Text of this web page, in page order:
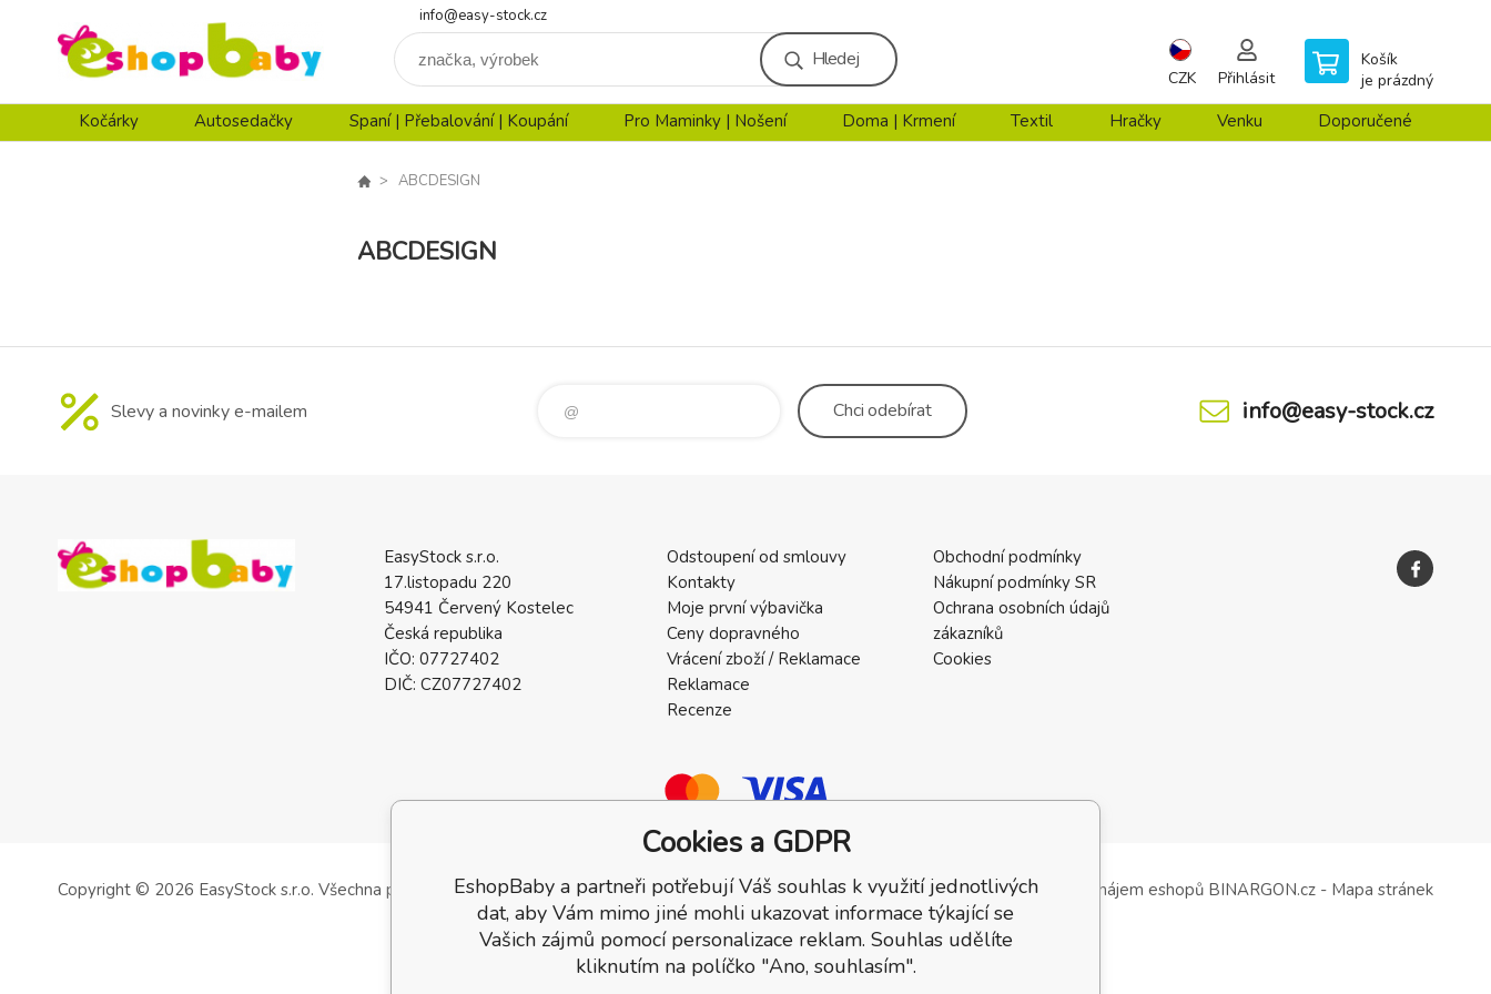
info@easy-stock.cz
Hledej
CZK Přihlásit
Košík
je prázdný
Kočárky Autosedačky Spaní | Přebalování | Koupání Pro Maminky | Nošení Doma | Krmení Textil Hračky Venku Doporučené
ABCDESIGN
ABCDESIGN
Slevy a novinky e-mailem Chciodebírat info@easy-stock.cz
EasyStock s.r.o.
17.listopadu 220
54941 Červený Kostelec
Česká republika
IČO: 07727402
DIČ: CZ07727402
Odstoupení od smlouvy
Kontakty
Moje první výbavička
Ceny dopravného
Vrácení zboží / Reklamace
Reklamace
Recenze
Obchodní podmínky
Nákupní podmínky SR
Ochrana osobních údajů
zákazníků
Cookies
Copyright © 2026 EasyStock s.r.o. Všechna práva vyhrazena. Tvorba a pronájem eshopů BINARGON.cz - Mapa stránek
Cookies a GDPR
EshopBaby a partneři potřebují Váš souhlas k využití jednotlivých
dat, aby Vám mimo jiné mohli ukazovat informace týkající se
Vašich zájmů pomocí personalizace reklam. Souhlas udělíte
kliknutím na políčko "Ano, souhlasím".